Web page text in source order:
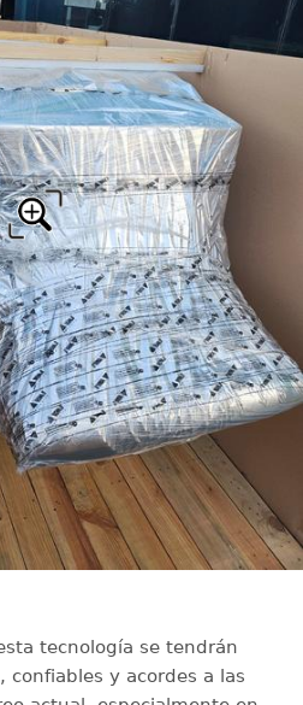
tecnología se tendrán
confiables y acordes a las